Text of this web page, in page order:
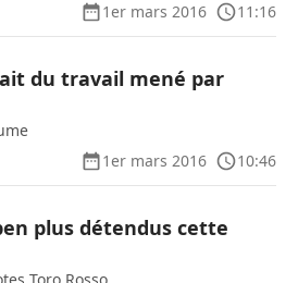
1er mars 2016
11:16
du travail mené par
1er mars 2016
10:46
plus détendus cette